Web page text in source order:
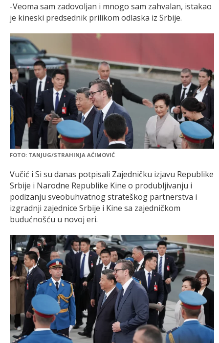
-Veoma sam zadovoljan i mnogo sam zahvalan, istakao
je kineski predsednik prilikom odlaska iz Srbije.
FOTO: TANJUG/STRAHINJA AĆIMOVIĆ
Vučić i Si su danas potpisali Zajedničku izjavu Republike
Srbije i Narodne Republike Kine o produbljivanju i
podizanju sveobuhvatnog strateškog partnerstva i
izgradnji zajednice Srbije i Kine sa zajedničkom
budućnošću u novoj eri.